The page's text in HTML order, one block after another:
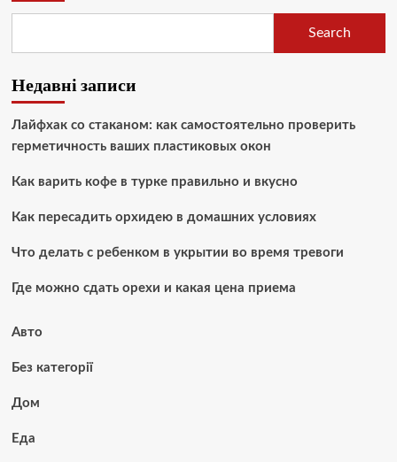
Search
Недавні записи
Лайфхак со стаканом: как самостоятельно проверить
герметичность ваших пластиковых окон
Как варить кофе в турке правильно и вкусно
Как пересадить орхидею в домашних условиях
Что делать с ребенком в укрытии во время тревоги
Где можно сдать орехи и какая цена приема
Авто
Без категорії
Дом
Еда